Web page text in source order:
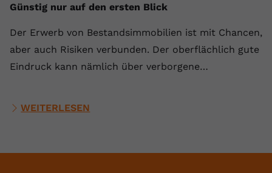
Günstig nur auf den ersten Blick
Der Erwerb von Bestandsimmobilien ist mit Chancen,
aber auch Risiken verbunden. Der oberflächlich gute
Eindruck kann nämlich über verborgene…
WEITERLESEN